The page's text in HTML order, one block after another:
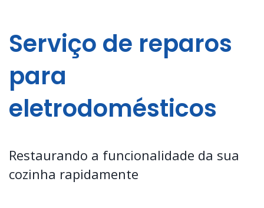
Serviço de reparos
para
eletrodomésticos
Restaurando a funcionalidade da sua
cozinha rapidamente